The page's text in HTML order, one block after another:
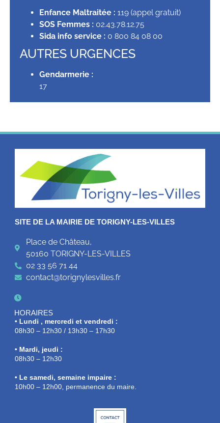
Enfance Maltraitée : 119 (appel gratuit)
SOS Femmes : 02.43.78.12.75
Sida info service : 0 800 84 08 00
AUTRES URGENCES
Gendarmerie :
17
SITE DE LA MAIRIE DE TORIGNY-LES-VILLES
Place de Château,
50160 TORIGNY-LES-VILLES
02 33 56 71 44
contact@torignylesvilles.fr
HORAIRES
• Lundi , mercredi et vendredi :
08h30 – 12h30 / 13h30 – 17h30
• Mardi, jeudi :
08h30 – 12h30
• Le samedi, semaine impaire :
10h00 – 12h00, permanence du maire.